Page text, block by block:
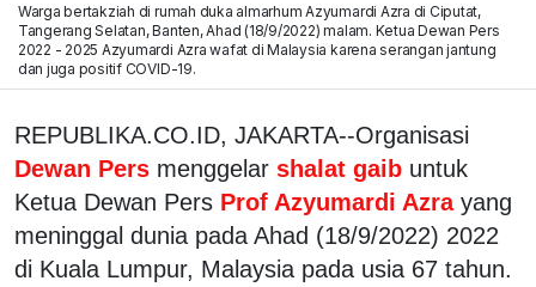
Warga bertakziah di rumah duka almarhum Azyumardi Azra di Ciputat,
Tangerang Selatan, Banten, Ahad (18/9/2022) malam. Ketua Dewan Pers
2022 - 2025 Azyumardi Azra wafat di Malaysia karena serangan jantung
dan juga positif COVID-19.
REPUBLIKA.CO.ID, JAKARTA--Organisasi
Dewan Pers menggelar shalat gaib untuk
Ketua Dewan Pers Prof Azyumardi Azra yang
meninggal dunia pada Ahad (18/9/2022) 2022
di Kuala Lumpur, Malaysia pada usia 67 tahun.